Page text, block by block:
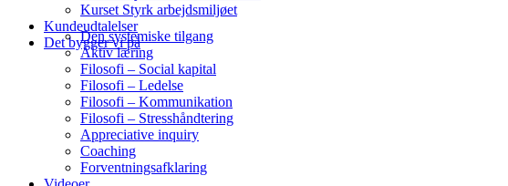
Kurset Styrk arbejdsmiljøet
Kundeudtalelser
Det bygger vi på
Den systemiske tilgang
Aktiv læring
Filosofi – Social kapital
Filosofi – Ledelse
Filosofi – Kommunikation
Filosofi – Stresshåndtering
Appreciative inquiry
Coaching
Forventningsafklaring